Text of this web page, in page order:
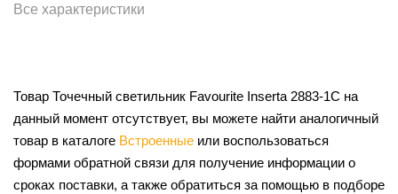
Все характеристики
Товар Точечный светильник Favourite Inserta 2883-1C на
данный момент отсутствует, вы можете найти аналогичный
товар в каталоге Встроенные или воспользоваться
формами обратной связи для получение информации о
сроках поставки, а также обратиться за помощью в подборе